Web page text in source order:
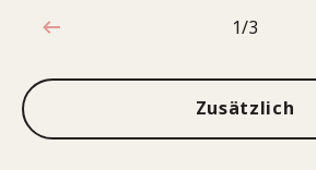
1von3
1/3
Zusätzlich